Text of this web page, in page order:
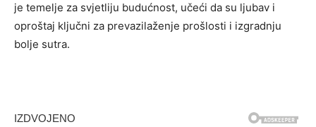
je temelje za svjetliju budućnost, učeći da su ljubav i
oproštaj ključni za prevazilaženje prošlosti i izgradnju
bolje sutra.